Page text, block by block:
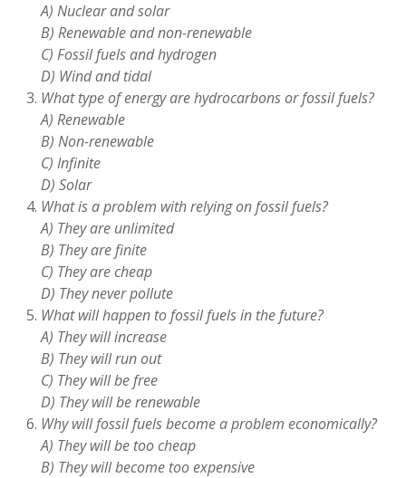
A) Nuclear and solar
B) Renewable and non-renewable
C) Fossil fuels and hydrogen
D) Wind and tidal
What type of energy are hydrocarbons or fossil fuels?
A) Renewable
B) Non-renewable
C) Infinite
D) Solar
What is a problem with relying on fossil fuels?
A) They are unlimited
B) They are finite
C) They are cheap
D) They never pollute
What will happen to fossil fuels in the future?
A) They will increase
B) They will run out
C) They will be free
D) They will be renewable
Why will fossil fuels become a problem economically?
A) They will be too cheap
B) They will become too expensive